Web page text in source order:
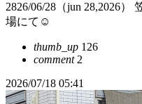
2826/06/28（jun 28,2026
場にて☺️
thumb_up 126
comment2
2026/07/18 05:41